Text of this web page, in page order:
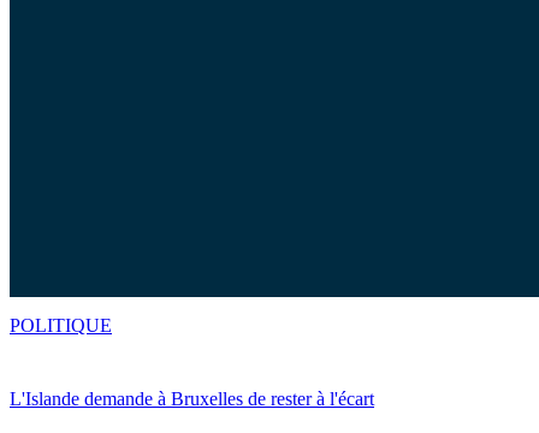
L'Islande demande à Bruxelles de rester à l'écart
POLITIQUE